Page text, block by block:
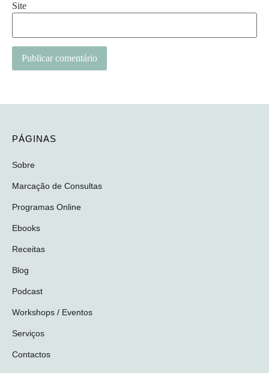
Site
PÁGINAS
Sobre
Marcação de Consultas
Programas Online
Ebooks
Receitas
Blog
Podcast
Workshops / Eventos
Serviços
Contactos